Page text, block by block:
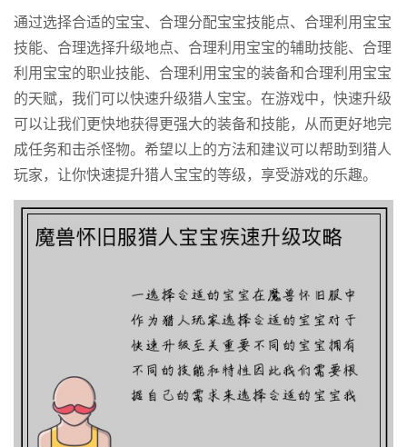
通过选择合适的宝宝、合理分配宝宝技能点、合理利用宝宝
技能、合理选择升级地点、合理利用宝宝的辅助技能、合理
利用宝宝的职业技能、合理利用宝宝的装备和合理利用宝宝
的天赋，我们可以快速升级猎人宝宝。在游戏中，快速升级
可以让我们更快地获得更强大的装备和技能，从而更好地完
成任务和击杀怪物。希望以上的方法和建议可以帮助到猎人
玩家，让你快速提升猎人宝宝的等级，享受游戏的乐趣。